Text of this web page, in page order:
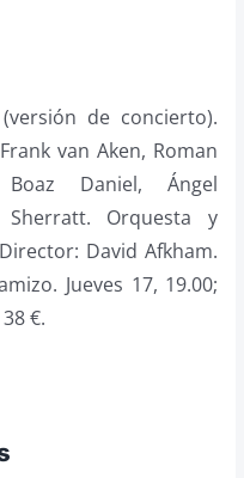
(versión de concierto).
van Aken, Roman
Daniel, Ángel
Sherratt. Orquesta y
David Afkham.
Jueves 17, 19.00;
€.